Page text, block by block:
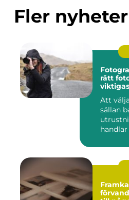
Fler nyheter
Fotograf
rätt
Att
sällan